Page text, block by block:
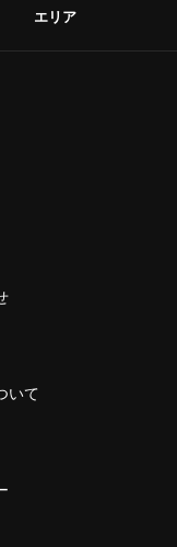
エリア
いて